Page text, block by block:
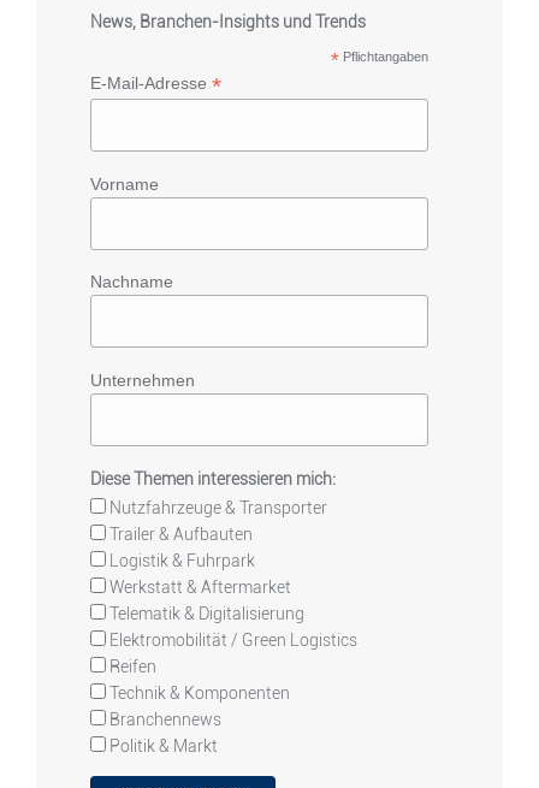
News, Branchen-Insights und Trends
* Pflichtangaben
E-Mail-Adresse *
Vorname
Nachname
Unternehmen
Diese Themen interessieren mich:
Nutzfahrzeuge & Transporter
Trailer & Aufbauten
Logistik & Fuhrpark
Werkstatt & Aftermarket
Telematik & Digitalisierung
Elektromobilität / Green Logistics
Reifen
Technik & Komponenten
Branchennews
Politik & Markt